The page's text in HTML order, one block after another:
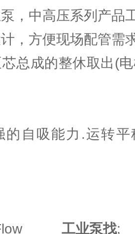
，中高压系列产品
，方便现场配管需
总成的整休取出(
的自吸能力.运转
/Flow 工业泵找;